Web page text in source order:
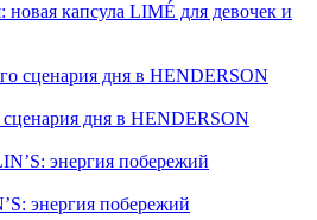
капсула LIMÉ для девочек и
дня в HENDERSON
энергия побережий